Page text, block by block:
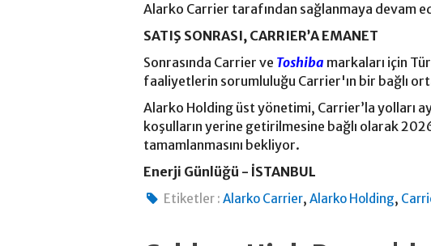
Alarko Carrier tarafından sağlanmaya devam
SATIŞ SONRASI, CARRIER’A EMANET
Sonrasında Carrier ve Toshiba markaları için
faaliyetlerin sorumluluğu Carrier'ın bir bağlı
Alarko Holding üst yönetimi, Carrier’la yolları
koşulların yerine getirilmesine bağlı olarak
tamamlanmasını bekliyor.
Enerji Günlüğü - İSTANBUL
Etiketler : Alarko Carrier,Alarko Holding,